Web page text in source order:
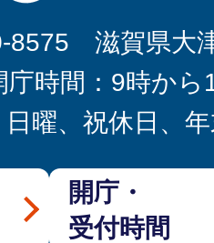
8575 滋賀県大
庁時間：9時から
日曜、祝休日、
開庁・
受付時間